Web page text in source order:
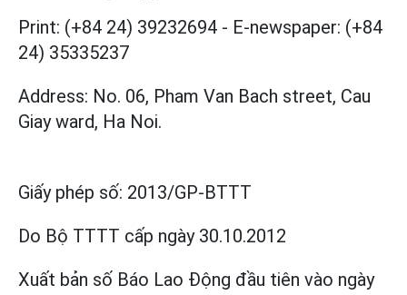
Print: (+84 24) 39232694 - E-newspaper: (+84
24) 35335237
Address: No. 06, Pham Van Bach street, Cau
Giay ward, Ha Noi.
Giấy phép số: 2013/GP-BTTT
Do Bộ TTTT cấp ngày 30.10.2012
Xuất bản số Báo Lao Động đầu tiên vào ngày